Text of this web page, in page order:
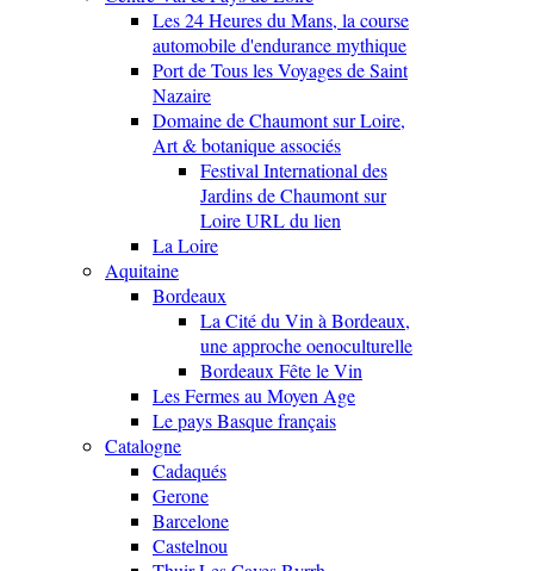
Les 24 Heures du Mans, la course
automobile d'endurance mythique
Port de Tous les Voyages de Saint
Nazaire
Domaine de Chaumont sur Loire,
Art & botanique associés
Festival International des
Jardins de Chaumont sur
Loire URL du lien
La Loire
Aquitaine
Bordeaux
La Cité du Vin à Bordeaux,
une approche oenoculturelle
Bordeaux Fête le Vin
Les Fermes au Moyen Age
Le pays Basque français
Catalogne
Cadaqués
Gerone
Barcelone
Castelnou